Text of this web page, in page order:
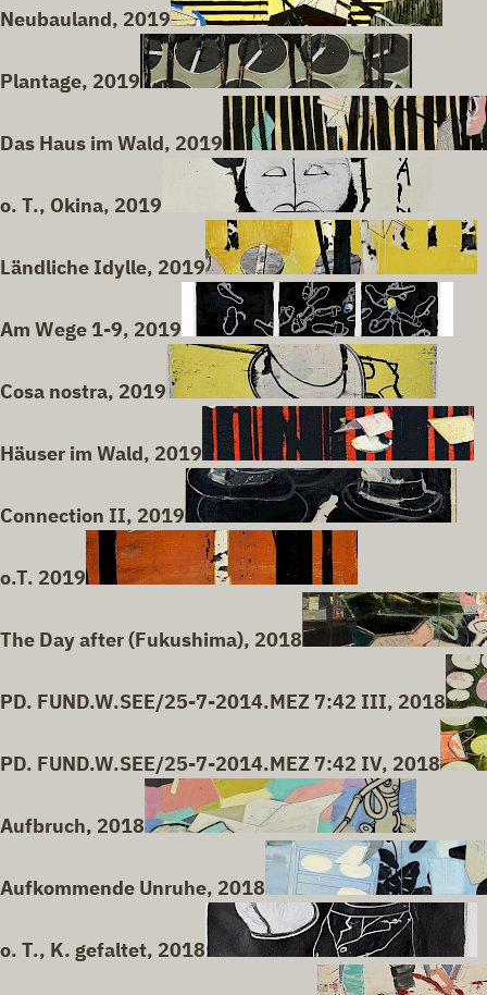
Neubauland, 2019
Plantage, 2019
Das Haus im Wald, 2019
o. T., Okina, 2019
Ländliche Idylle, 2019
Am Wege 1-9, 2019
Cosa nostra, 2019
Häuser im Wald, 2019
Connection II, 2019
o.T. 2019
The Day after (Fukushima), 2018
PD. FUND.W.SEE/25-7-2014.MEZ 7:42 III, 2018
PD. FUND.W.SEE/25-7-2014.MEZ 7:42 IV, 2018
Aufbruch, 2018
Aufkommende Unruhe, 2018
o. T., K. gefaltet, 2018